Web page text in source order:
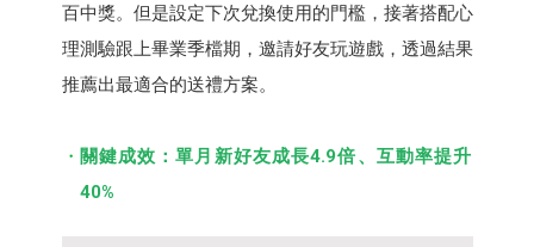
百中獎。但是設定下次兌換使用的門檻，接著搭配心
理測驗跟上畢業季檔期，邀請好友玩遊戲，透過結果
推薦出最適合的送禮方案。
關鍵成效：單月新好友成長4.9倍、互動率提升
40%